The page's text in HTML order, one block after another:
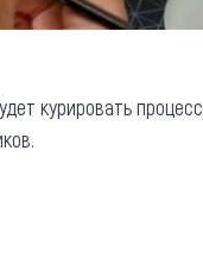
курировать процесс